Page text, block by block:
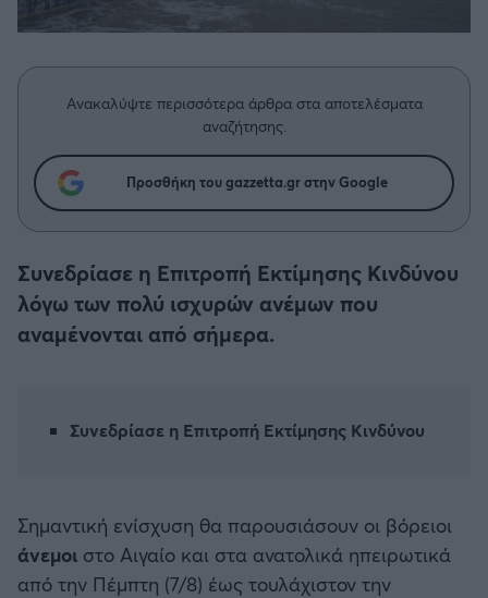
Δημήτρης Τσορμπατζόγλου
Άρης
Βόλος
Ατρόμητος Αθηνών
Παναιτωλικός
Ηρακλής
Συνεντεύξεις
Ανακαλύψτε περισσότερα άρθρα στα αποτελέσματα
αναζήτησης.
Προσθήκη του gazzetta.gr στην Google
Συνεδρίασε η Επιτροπή Εκτίμησης Κινδύνου
λόγω των πολύ ισχυρών ανέμων που
αναμένονται από σήμερα.
Συνεδρίασε η Επιτροπή Εκτίμησης Κινδύνου
Σημαντική ενίσχυση θα παρουσιάσουν οι βόρειοι
άνεμοι στο Αιγαίο και στα ανατολικά ηπειρωτικά
από την Πέμπτη (7/8) έως τουλάχιστον την